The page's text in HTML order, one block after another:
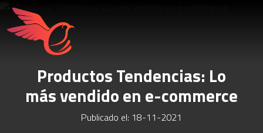
Productos Tendencias: Lo
más vendido en e-commerce
Publicado el: 18-11-2021